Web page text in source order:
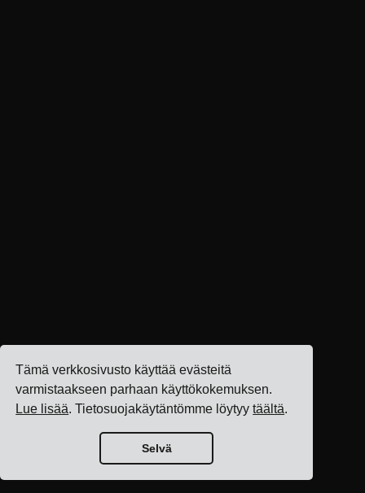
Tämä verkkosivusto käyttää evästeitä
varmistaakseen parhaan käyttökokemuksen.
Lue lisää. Tietosuojakäytäntömme löytyytäältä.
Selvä